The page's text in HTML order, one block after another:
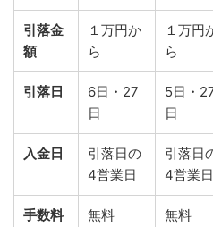
引落金
額
１万円か
ら
１万円
ら
引落日
6日・27
日
5日・
日
入金日
引落日の
4営業日
引落日
4営業日
手数料 無料 無料